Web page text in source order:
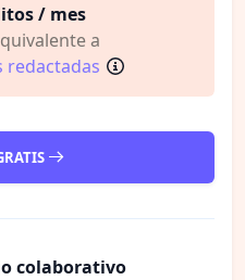
/ mes
a
redactadas
colaborativo